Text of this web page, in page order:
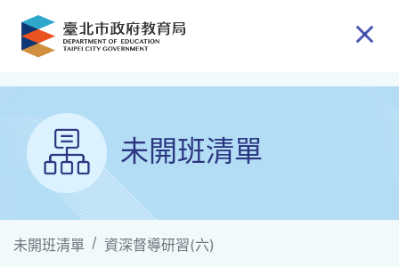
跳到主要內容
未開班清單
未開班清單 資深督導研習(六)